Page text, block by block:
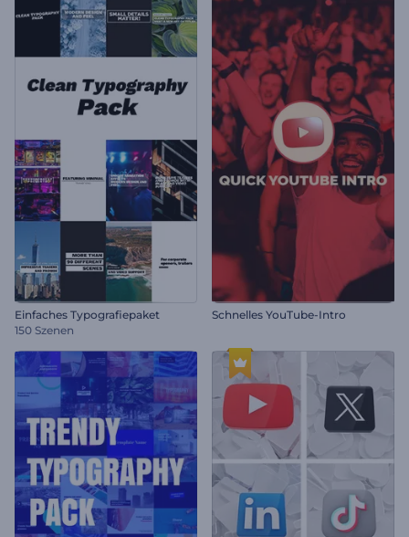
Einfaches Typografiepaket
150 Szenen
Schnelles YouTube-Intro